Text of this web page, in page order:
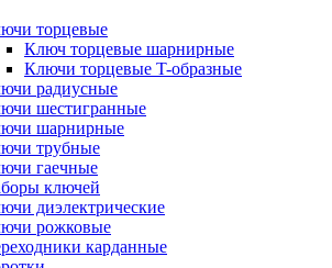
торцевые
Ключ торцевые шарнирные
Ключи торцевые T-образные
радиусные
шестигранные
шарнирные
трубные
гаечные
ключей
диэлектрические
рожковые
карданные